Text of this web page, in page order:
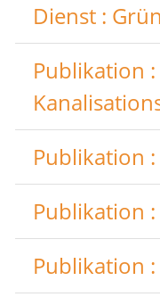
Dienst :
Publikation :
Publikation
Publikation
Publikation